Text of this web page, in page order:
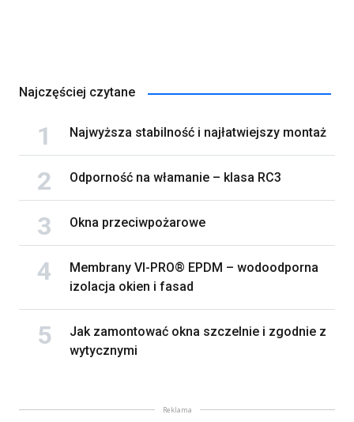
Najczęściej czytane
Najwyższa stabilność i najłatwiejszy montaż
Odporność na włamanie – klasa RC3
Okna przeciwpożarowe
Membrany VI-PRO® EPDM – wodoodporna
izolacja okien i fasad
Jak zamontować okna szczelnie i zgodnie z
wytycznymi
Reklama